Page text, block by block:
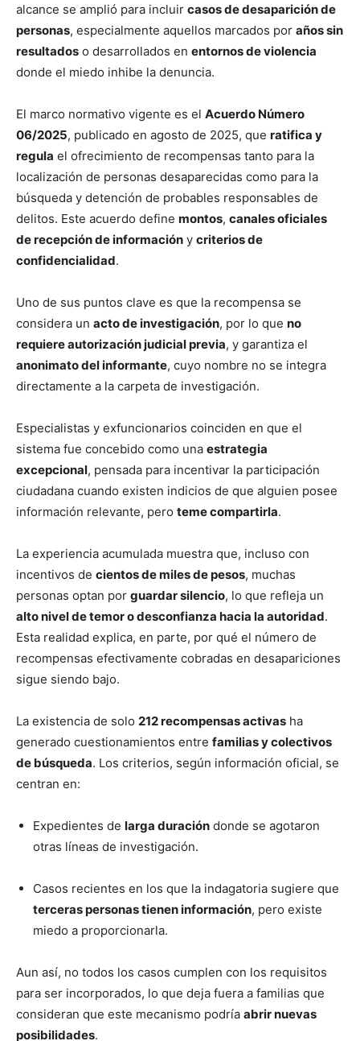
alcance se amplió para incluir casos de desaparición de
personas, especialmente aquellos marcados por años sin
resultados o desarrollados en entornos de violencia
donde el miedo inhibe la denuncia.
El marco normativo vigente es el Acuerdo Número
06/2025, publicado en agosto de 2025, que ratifica y
regula el ofrecimiento de recompensas tanto para la
localización de personas desaparecidas como para la
búsqueda y detención de probables responsables de
delitos. Este acuerdo define montos, canales oficiales
de recepción de información y criterios de
confidencialidad.
Uno de sus puntos clave es que la recompensa se
considera un acto de investigación, por lo que no
requiere autorización judicial previa, y garantiza el
anonimato del informante, cuyo nombre no se integra
directamente a la carpeta de investigación.
Especialistas y exfuncionarios coinciden en que el
sistema fue concebido como una estrategia
excepcional, pensada para incentivar la participación
ciudadana cuando existen indicios de que alguien posee
información relevante, pero teme compartirla.
La experiencia acumulada muestra que, incluso con
incentivos de cientos de miles de pesos, muchas
personas optan por guardar silencio, lo que refleja un
alto nivel de temor o desconfianza hacia la autoridad.
Esta realidad explica, en parte, por qué el número de
recompensas efectivamente cobradas en desapariciones
sigue siendo bajo.
La existencia de solo 212 recompensas activas ha
generado cuestionamientos entre familias y colectivos
de búsqueda. Los criterios, según información oficial, se
centran en:
Expedientes de larga duración donde se agotaron
otras líneas de investigación.
Casos recientes en los que la indagatoria sugiere que
terceras personas tienen información, pero existe
miedo a proporcionarla.
Aun así, no todos los casos cumplen con los requisitos
para ser incorporados, lo que deja fuera a familias que
consideran que este mecanismo podría abrir nuevas
posibilidades.